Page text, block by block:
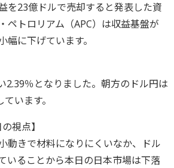
を23億ドルで売却すると発表した資
ペトロリアム（APC）は収益基盤が
幅に下げています。
2.39％となりました。朝方のドル円は
います。
視点】
動きで材料になりにくいなか、ドル
いることから本日の日本市場は下落